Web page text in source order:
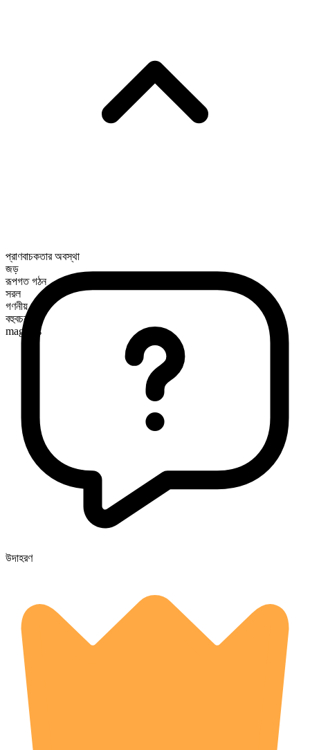
প্রাণবাচকতার অবস্থা
জড়
রূপগত গঠন
সরল
গণনীয়
বহুবচন রূপ
magnets
উদাহরণ